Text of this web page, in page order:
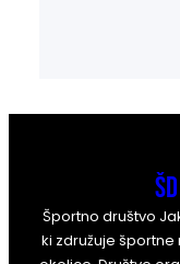
Športno društvo
ki združuje